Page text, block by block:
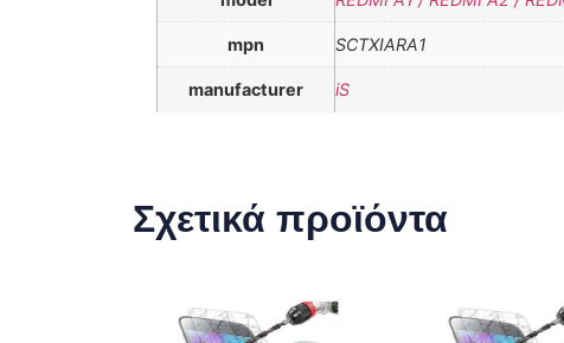
mpn SCTXIARA1
manufacturer iS
Σχετικά προϊόντα